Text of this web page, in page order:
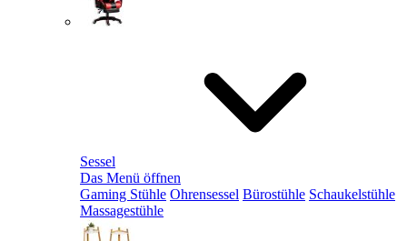
Sessel
Das Menü öffnen
Gaming Stühle Ohrensessel Bürostühle Schaukelstühle
Massagestühle